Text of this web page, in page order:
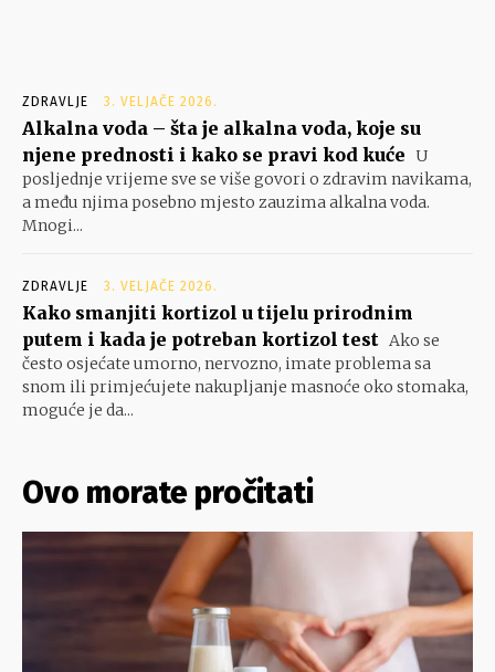
ZDRAVLJE 3. VELJAČE 2026.
Alkalna voda – šta je alkalna voda, koje su
njene prednosti i kako se pravi kod kuće U
posljednje vrijeme sve se više govori o zdravim navikama,
a među njima posebno mjesto zauzima alkalna voda.
Mnogi...
ZDRAVLJE 3. VELJAČE 2026.
Kako smanjiti kortizol u tijelu prirodnim
putem i kada je potreban kortizol test Ako se
često osjećate umorno, nervozno, imate problema sa
snom ili primjećujete nakupljanje masnoće oko stomaka,
moguće je da...
Ovo morate pročitati